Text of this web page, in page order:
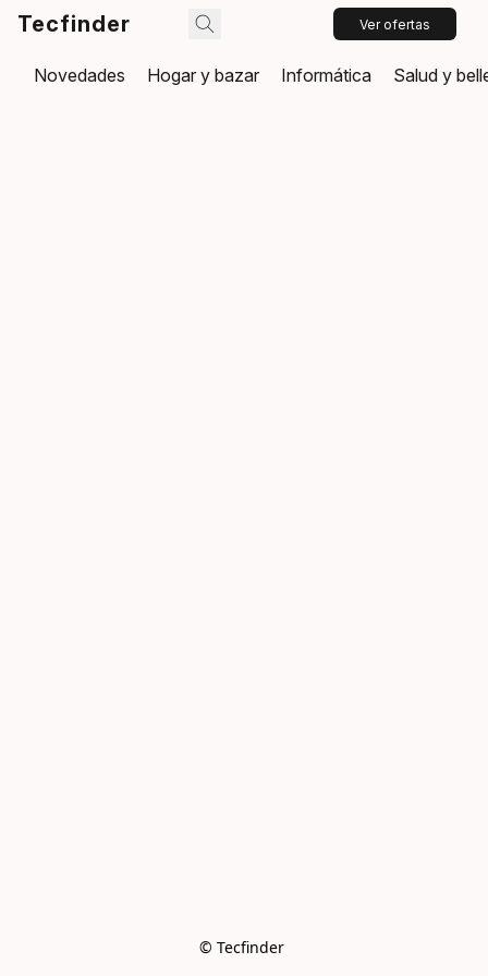
Tecfinder Ver ofertas
Novedades Hogar y bazar Informática Salud y
© Tecfinder